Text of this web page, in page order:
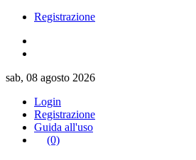
Registrazione
sab, 08 agosto 2026
Login
Registrazione
Guida all'uso
(0)